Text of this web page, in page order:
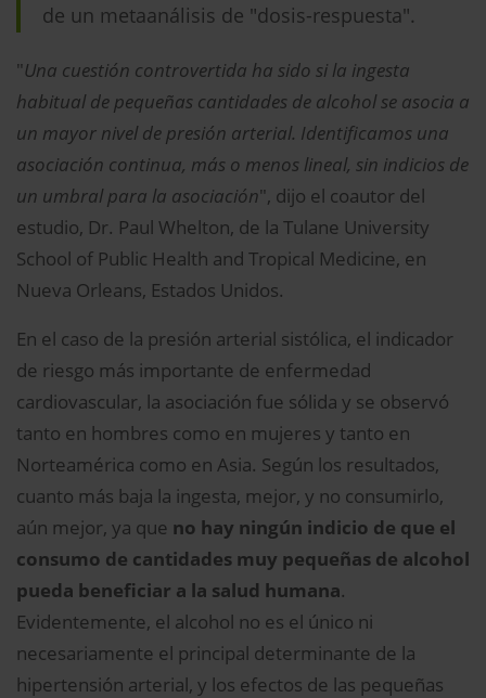
de un metaanálisis de "dosis-respuesta".
"Una cuestión controvertida ha sido si la ingesta
habitual de pequeñas cantidades de alcohol se asocia a
un mayor nivel de presión arterial. Identificamos una
asociación continua, más o menos lineal, sin indicios de
un umbral para la asociación", dijo el coautor del
estudio, Dr. Paul Whelton, de la Tulane University
School of Public Health and Tropical Medicine, en
Nueva Orleans, Estados Unidos.
En el caso de la presión arterial sistólica, el indicador
de riesgo más importante de enfermedad
cardiovascular, la asociación fue sólida y se observó
tanto en hombres como en mujeres y tanto en
Norteamérica como en Asia. Según los resultados,
cuanto más baja la ingesta, mejor, y no consumirlo,
aún mejor, ya que no hay ningún indicio de que el
consumo de cantidades muy pequeñas de alcohol
pueda beneficiar a la salud humana.
Evidentemente, el alcohol no es el único ni
necesariamente el principal determinante de la
hipertensión arterial, y los efectos de las pequeñas